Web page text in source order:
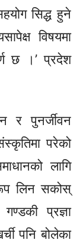
सिद्ध हुने
विषयमा
छ ।’ प्रदेश
र पुनर्जीवन
परेको
लागि
लिन सकोस्
प्रज्ञा
पनि बोलेका